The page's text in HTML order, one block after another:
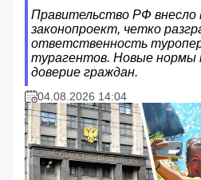
Правительство РФ внесло
законопроект, четко
ответственность
турагентов. Новые нормы
доверие граждан.
04.08.2026 14:04